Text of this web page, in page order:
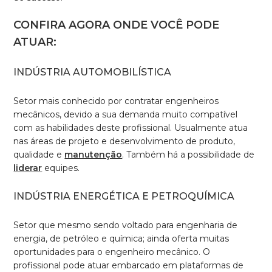
CONFIRA AGORA ONDE VOCÊ PODE
ATUAR:
INDÚSTRIA AUTOMOBILÍSTICA
Setor mais conhecido por contratar engenheiros
mecânicos, devido a sua demanda muito compatível
com as habilidades deste profissional. Usualmente atua
nas áreas de projeto e desenvolvimento de produto,
qualidade e manutenção. Também há a possibilidade de
liderar equipes.
INDÚSTRIA ENERGÉTICA E PETROQUÍMICA
Setor que mesmo sendo voltado para engenharia de
energia, de petróleo e química; ainda oferta muitas
oportunidades para o engenheiro mecânico. O
profissional pode atuar embarcado em plataformas de